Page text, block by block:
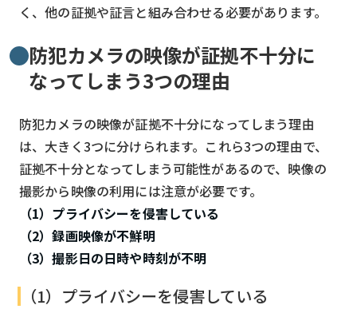
く、他の証拠や証言と組み合わせる必要があります。
防犯カメラの映像が証拠不十分に
なってしまう3つの理由
防犯カメラの映像が証拠不十分になってしまう理由
は、大きく3つに分けられます。これら3つの理由で、
証拠不十分となってしまう可能性があるので、映像の
撮影から映像の利用には注意が必要です。
（1）プライバシーを侵害している
（2）録画映像が不鮮明
（3）撮影日の日時や時刻が不明
（1）プライバシーを侵害している